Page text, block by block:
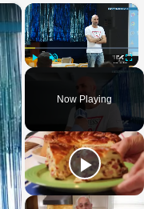
×
Now Playing
×